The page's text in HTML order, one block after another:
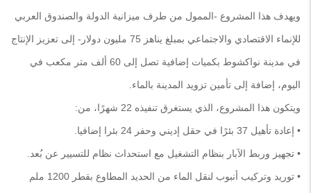
ويهدف هذا المشروع -الممول من طرف ميزانية الدولة والصندوق العربي
للإنماء الاقتصادي والاجتماعي بمبلغ يناهز 75 مليون دولار- إلى تعزيز الإنتاج
في مدينة نواكشوط بكميات إضافية تصل إلى 60 ألف متر مكعب في
اليوم، إضافة إلى تأمين تزويد المدينة بالماء.
ويتكون هذا المشروع، الذي يستغرق تنفيذه 22 شهرًا، من:
• إعادة تأهيل 37 بئرًا في حقل إديني وحفر 24 بئرا إضافيا.
• تجهيز وربط الآبار بنظام التشغيل مع استحداث نظام للتسيير عن بُعد.
• توريد وتركيب أنبوب لنقل الماء من الحديد المطاوع بقطر 1200 ملم